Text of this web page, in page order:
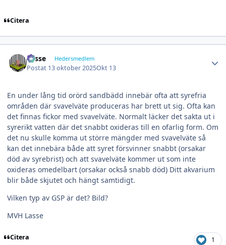
Citera
Lasse Hedersmedlem
Postat 13 oktober 2025Okt 13
En under lång tid orörd sandbädd innebär ofta att syrefria
områden där svavelväte produceras har brett ut sig. Ofta kan
det finnas fickor med svavelväte. Normalt läcker det sakta ut i
syrerikt vatten där det snabbt oxideras till en ofarlig form. Om
det nu skulle komma ut större mängder med svavelväte så
kan det innebära både att syret försvinner snabbt (orsakar
död av syrebrist) och att svavelväte kommer ut som inte
oxideras omedelbart (orsakar också snabb död) Ditt akvarium
blir både skjutet och hängt samtidigt.
Vilken typ av GSP är det? Bild?
MVH Lasse
Citera 1